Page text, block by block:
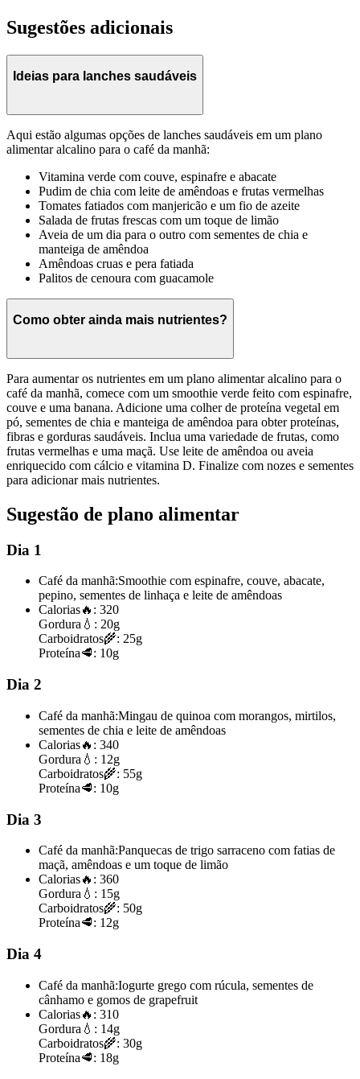
Sugestões adicionais
Ideias para lanches saudáveis
Aqui estão algumas opções de lanches saudáveis em um plano
alimentar alcalino para o café da manhã:
Vitamina verde com couve, espinafre e abacate
Pudim de chia com leite de amêndoas e frutas vermelhas
Tomates fatiados com manjericão e um fio de azeite
Salada de frutas frescas com um toque de limão
Aveia de um dia para o outro com sementes de chia e
manteiga de amêndoa
Amêndoas cruas e pera fatiada
Palitos de cenoura com guacamole
Como obter ainda mais nutrientes?
Para aumentar os nutrientes em um plano alimentar alcalino para o
café da manhã, comece com um smoothie verde feito com espinafre,
couve e uma banana. Adicione uma colher de proteína vegetal em
pó, sementes de chia e manteiga de amêndoa para obter proteínas,
fibras e gorduras saudáveis. Inclua uma variedade de frutas, como
frutas vermelhas e uma maçã. Use leite de amêndoa ou aveia
enriquecido com cálcio e vitamina D. Finalize com nozes e sementes
para adicionar mais nutrientes.
Sugestão de plano alimentar
Dia 1
Café da manhã:Smoothie com espinafre, couve, abacate,
pepino, sementes de linhaça e leite de amêndoas
Calorias🔥: 320
Gordura 💧: 20g
Carboidratos🌾: 25g
Proteína🥩: 10g
Dia 2
Café da manhã:Mingau de quinoa com morangos, mirtilos,
sementes de chia e leite de amêndoas
Calorias🔥: 340
Gordura 💧: 12g
Carboidratos🌾: 55g
Proteína🥩: 10g
Dia 3
Café da manhã:Panquecas de trigo sarraceno com fatias de
maçã, amêndoas e um toque de limão
Calorias🔥: 360
Gordura 💧: 15g
Carboidratos🌾: 50g
Proteína🥩: 12g
Dia 4
Café da manhã:Iogurte grego com rúcula, sementes de
cânhamo e gomos de grapefruit
Calorias🔥: 310
Gordura 💧: 14g
Carboidratos🌾: 30g
Proteína🥩: 18g